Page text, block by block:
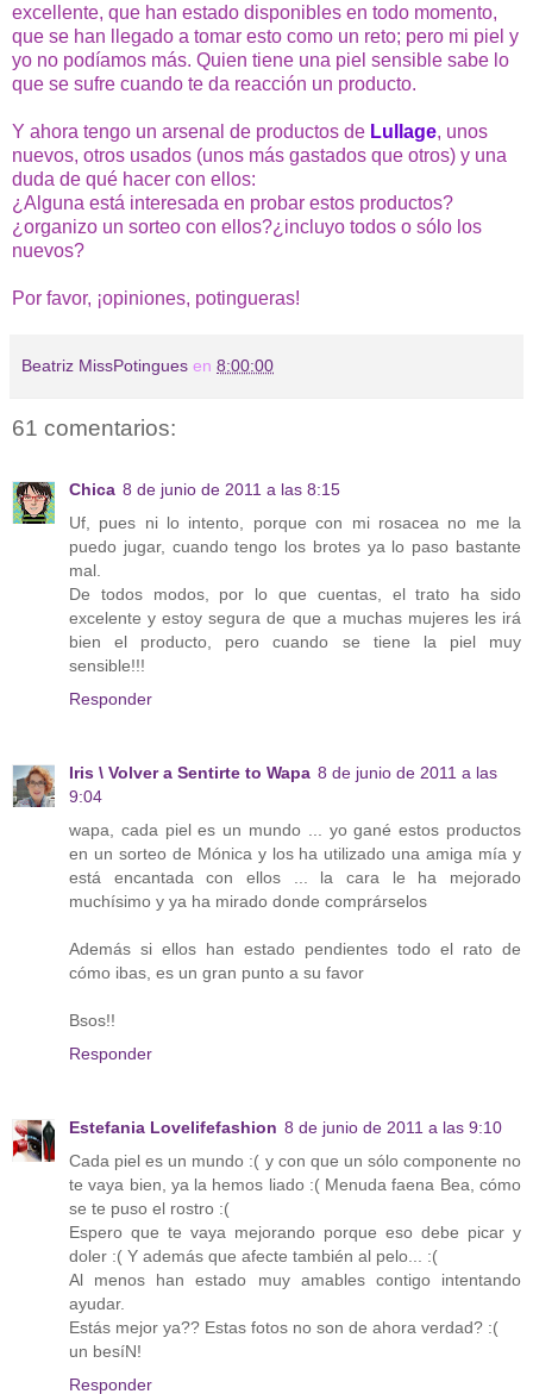
excellente, que han estado disponibles en todo momento,
que se han llegado a tomar esto como un reto; pero mi piel y
yo no podíamos más. Quien tiene una piel sensible sabe lo
que se sufre cuando te da reacción un producto.
Y ahora tengo un arsenal de productos de Lullage, unos
nuevos, otros usados (unos más gastados que otros) y una
duda de qué hacer con ellos:
¿Alguna está interesada en probar estos productos?
¿organizo un sorteo con ellos?¿incluyo todos o sólo los
nuevos?
Por favor, ¡opiniones, potingueras!
Beatriz MissPotingues en 8:00:00
61 comentarios:
Chica 8 de junio de 2011 a las 8:15
Uf, pues ni lo intento, porque con mi rosacea no me la
puedo jugar, cuando tengo los brotes ya lo paso bastante
mal.
De todos modos, por lo que cuentas, el trato ha sido
excelente y estoy segura de que a muchas mujeres les irá
bien el producto, pero cuando se tiene la piel muy
sensible!!!
Responder
Iris \ Volver a Sentirte to Wapa 8 de junio de 2011 a las
9:04
wapa, cada piel es un mundo ... yo gané estos productos
en un sorteo de Mónica y los ha utilizado una amiga mía y
está encantada con ellos ... la cara le ha mejorado
muchísimo y ya ha mirado donde comprárselos
Además si ellos han estado pendientes todo el rato de
cómo ibas, es un gran punto a su favor
Bsos!!
Responder
Estefania Lovelifefashion 8 de junio de 2011 a las 9:10
Cada piel es un mundo :( y con que un sólo componente no
te vaya bien, ya la hemos liado :( Menuda faena Bea, cómo
se te puso el rostro :(
Espero que te vaya mejorando porque eso debe picar y
doler :( Y además que afecte también al pelo... :(
Al menos han estado muy amables contigo intentando
ayudar.
Estás mejor ya?? Estas fotos no son de ahora verdad? :(
un besíN!
Responder